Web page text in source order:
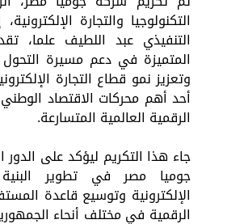
التكنولوجيا والتجارة
التنفيذي عبد اللطيف علما،
المتميزة في دعم مسيرة
وتعزيز نمو قطاع التجارة
أحد أهم محركات الاقتصاد
الرقمية العالمية المتسارعة.
جاء هذا التكريم ليؤكد على الدور
جوميا مصر في تطوير البنية
الإلكترونية وتوسيع قاعدة
الرقمية في مختلف أنحاء